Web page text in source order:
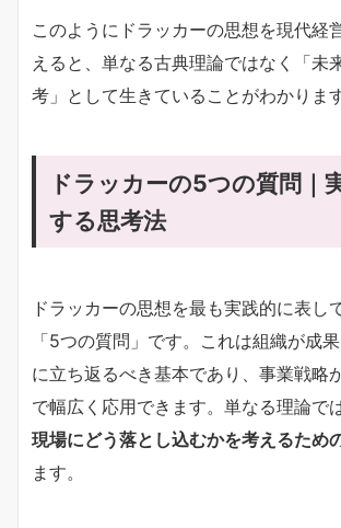
このようにドラッカーの思想を現代経
えると、単なる古典理論ではなく「未
考」として生きていることがわかります
ドラッカーの5つの質問｜
する思考法
ドラッカーの思想を最も実践的に表し
「5つの質問」です。これは組織が成
に立ち返るべき基本であり、事業戦略
で幅広く応用できます。単なる理論で
現場にどう落とし込むかを考えるため
ます。